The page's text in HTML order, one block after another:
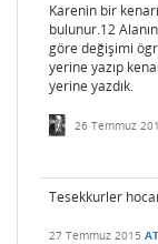
Karenin bir
bulunur.12
göre değişimi
yerine yazıp
yerine yazdık.
26 Temmuz
Tesekkurler
27 Temmuz 2015 AT